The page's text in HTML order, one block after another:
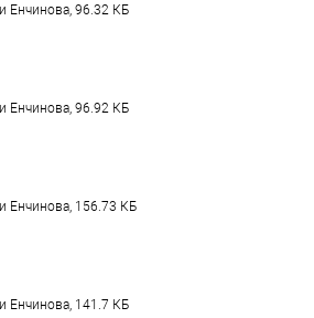
Енчинова, 96.32 КБ
Енчинова, 96.92 КБ
Енчинова, 156.73 КБ
Енчинова, 141.7 КБ